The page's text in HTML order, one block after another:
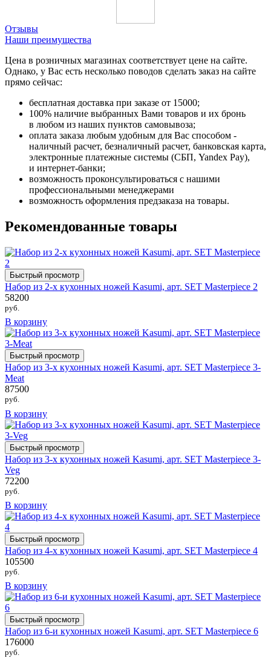
Отзывы
Наши преимущества
Цена в розничных магазинах соответствует цене на сайте.
Однако, у Вас есть несколько поводов сделать заказ на сайте
прямо сейчас:
бесплатная доставка при заказе от 15000;
100% наличие выбранных Вами товаров и их бронь
в любом из наших пунктов самовывоза;
оплата заказа любым удобным для Вас способом -
наличный расчет, безналичный расчет, банковская карта,
электронные платежные системы (СБП, Yandex Pay),
и интернет-банки;
возможность проконсультироваться с нашими
профессиональными менеджерами
возможность оформления предзаказа на товары.
Рекомендованные товары
Быстрый просмотр
Набор из 2-х кухонных ножей Kasumi, арт. SET Masterpiece 2
58200
руб.
В корзину
Быстрый просмотр
Набор из 3-х кухонных ножей Kasumi, арт. SET Masterpiece 3-
Meat
87500
руб.
В корзину
Быстрый просмотр
Набор из 3-х кухонных ножей Kasumi, арт. SET Masterpiece 3-
Veg
72200
руб.
В корзину
Быстрый просмотр
Набор из 4-х кухонных ножей Kasumi, арт. SET Masterpiece 4
105500
руб.
В корзину
Быстрый просмотр
Набор из 6-и кухонных ножей Kasumi, арт. SET Masterpiece 6
176000
руб.